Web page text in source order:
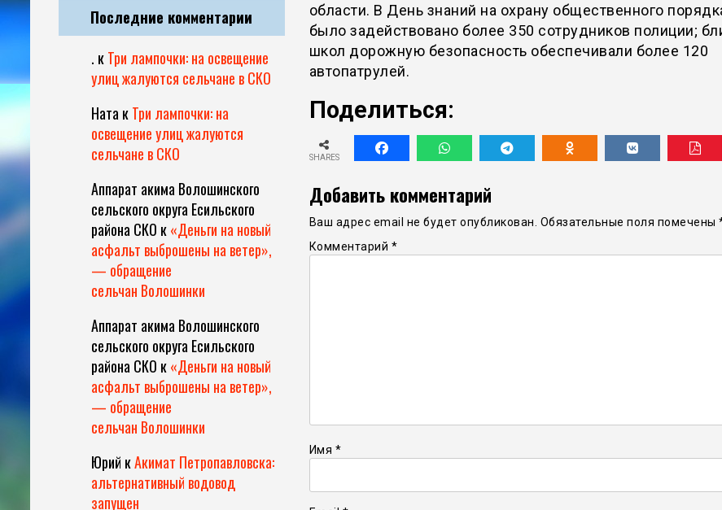
области. В День знаний на охрану общественного
было задействовано более 350 сотрудников полиции;
школ дорожную безопасность обеспечивали более 120
автопатрулей.
Поделиться:
SHARES
Добавить комментарий
Ваш адрес email не будет опубликован. Обязательные поля помечены
Комментарий *
Имя *
Последние комментарии
. кТри лампочки: на освещение
улиц жалуются сельчане в СКО
Ната кТри лампочки: на
освещение улиц жалуются
сельчане в СКО
Аппарат акима Волошинского
сельского округа Есильского
района СКО к«Деньги на новый
асфальт выброшены на ветер»,
— обращение
сельчан Волошинки
Аппарат акима Волошинского
сельского округа Есильского
района СКО к«Деньги на новый
асфальт выброшены на ветер»,
— обращение
сельчан Волошинки
Юрий кАкимат Петропавловска:
альтернативный водовод
запущен